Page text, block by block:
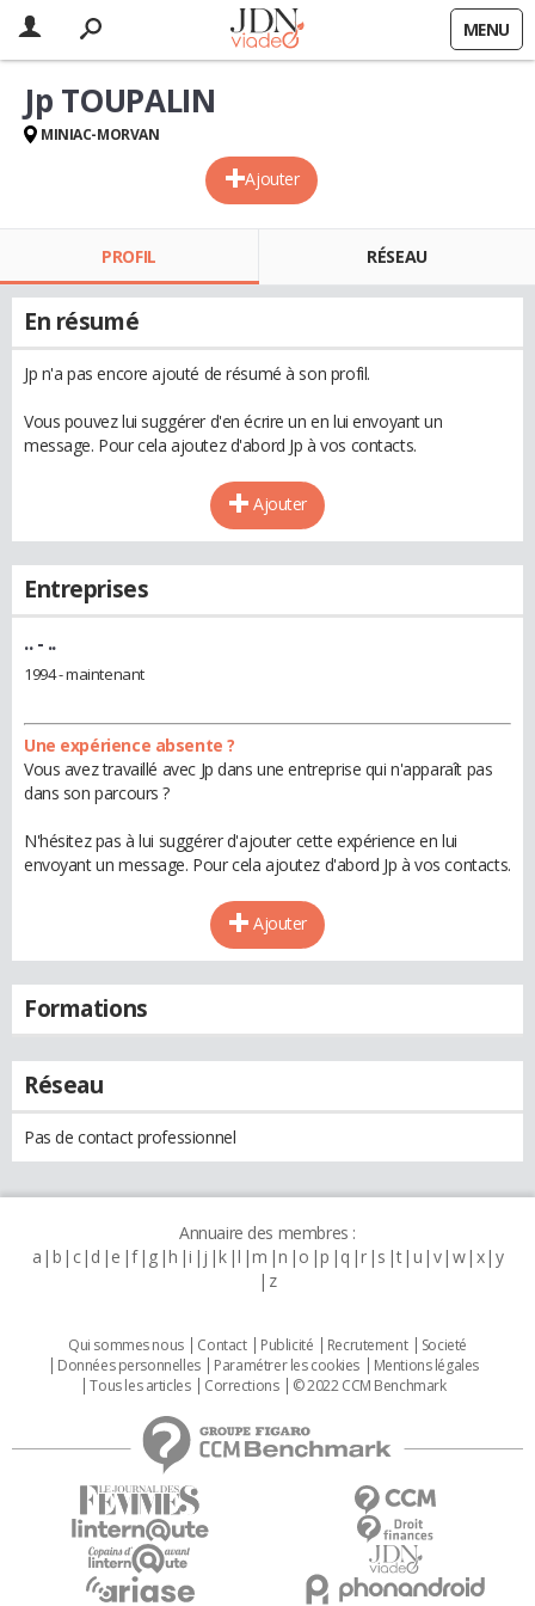
MENU
Ajouter
Jp TOUPALIN
MINIAC-MORVAN
PROFIL RÉSEAU
En résumé
Jp n'a pas encore ajouté de résumé à son profil.
Vous pouvez lui suggérer d'en écrire un en lui envoyant un
message. Pour cela ajoutez d'abord Jp à vos contacts.
Ajouter
Entreprises
..- ..
1994 - maintenant
Une expérience absente ?
Vous avez travaillé avec Jp dans une entreprise qui n'apparaît pas
dans son parcours ?
N'hésitez pas à lui suggérer d'ajouter cette expérience en lui
envoyant un message. Pour cela ajoutez d'abord Jp à vos contacts.
Ajouter
Formations
Réseau
Pas de contact professionnel
Annuaire des membres :
a b c d e f g h i j k l m n o p q r s t u v w x y
z
Qui sommes nous Contact Publicité Recrutement
Societé
Données personnelles
Paramétrer les cookies
Mentions légales
Tous les articles
Corrections © 2022 CCM Benchmark